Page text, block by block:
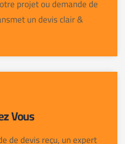
projet ou demande de
un devis clair &
Vous
de devis reçu, un expert